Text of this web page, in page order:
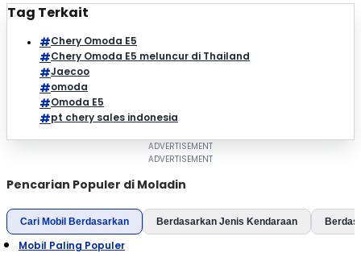
Tag Terkait
Chery Omoda E5
Chery Omoda E5 meluncur di Thailand
Jaecoo
omoda
Omoda E5
pt chery sales indonesia
Pencarian Populer di Moladin
Cari Mobil Berdasarkan Berdasarkan Jenis Kendaraan
Mobil Paling Populer